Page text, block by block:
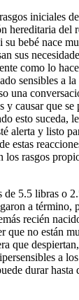
iniciales
hereditaria del
su bebé nace
sus
como lo
sensibles a
una
y causar que
esto suceda,
alerta y listo
estas
los rasgos
de 5.5 libras o
a término,
recién
que no están
que
a
durar hasta